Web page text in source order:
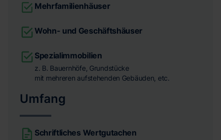
Mehrfamilienhäuser
Wohn- und Geschäftshäuser
Spezialimmobilien
z. B. Bauernhöfe, Grundstücke
mit mehreren aufstehenden Gebäuden, etc.
Umfang
Schriftliches Wertgutachen